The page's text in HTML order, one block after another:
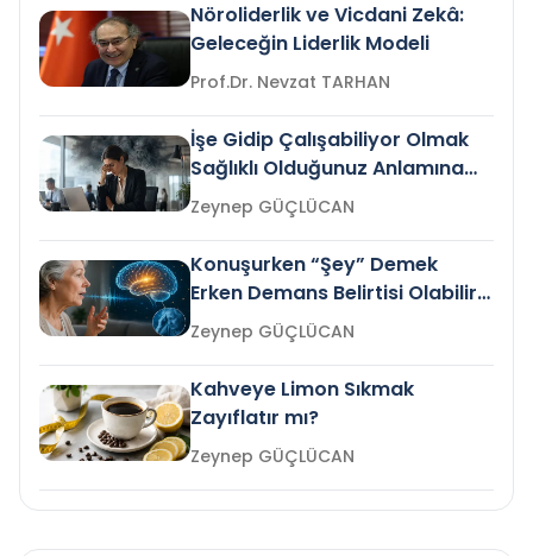
Nöroliderlik ve Vicdani Zekâ:
Geleceğin Liderlik Modeli
Prof.Dr. Nevzat TARHAN
İşe Gidip Çalışabiliyor Olmak
Sağlıklı Olduğunuz Anlamına
Gelir mi?Zeynep GÜÇLÜCAN
Konuşurken “Şey” Demek
Erken Demans Belirtisi Olabilir
mi?
Zeynep GÜÇLÜCAN
Kahveye Limon Sıkmak
Zayıflatır mı?
Zeynep GÜÇLÜCAN